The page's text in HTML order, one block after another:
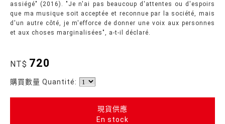
assiégé" (2016). "Je n'ai pas beaucoup d'attentes ou d'espoirs
que ma musique soit acceptée et reconnue par la société, mais
d'un autre côté, je m'efforce de donner une voix aux personnes
et aux choses marginalisées", a-t-il déclaré.
NT$ 720
購買數量 Quantité:
現貨供應
En stock